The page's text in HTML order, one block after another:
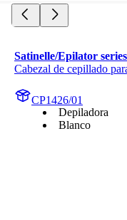
Satinelle/Epilator
Cabezal de cepillado
CP1426/01
Depiladora
Blanco